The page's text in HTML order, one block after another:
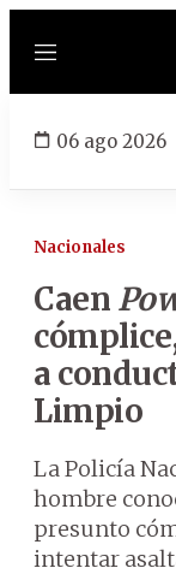
Menú
06 ago 2026
Nacionales
Caen
a
Limpio
La Policía
hombre
presunto
intentar